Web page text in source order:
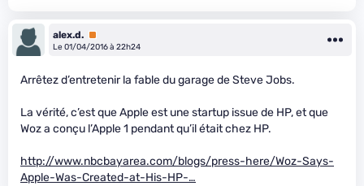
alex.d. Premium
Le 01/04/2016 à 22h24
Arrêtez d’entretenir la fable du garage de Steve Jobs.
La vérité, c’est que Apple est une startup issue de HP, et que
Woz a conçu l’Apple 1 pendant qu’il était chez HP.
http://www.nbcbayarea.com/blogs/press-here/Woz-Says-
Apple-Was-Created-at-His-HP-…